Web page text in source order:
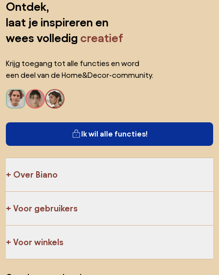
Ontdek,
laat je inspireren en
wees volledig creatief
Krijg toegang tot alle functies en word
een deel van de Home&Decor-community.
Ik wil alle functies!
Over Biano
Voor gebruikers
Voor winkels